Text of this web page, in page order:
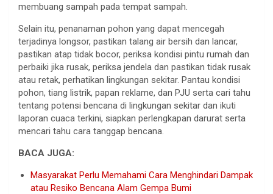
membuang sampah pada tempat sampah.
Selain itu, penanaman pohon yang dapat mencegah
terjadinya longsor, pastikan talang air bersih dan lancar,
pastikan atap tidak bocor, periksa kondisi pintu rumah dan
perbaiki jika rusak, periksa jendela dan pastikan tidak rusak
atau retak, perhatikan lingkungan sekitar. Pantau kondisi
pohon, tiang listrik, papan reklame, dan PJU serta cari tahu
tentang potensi bencana di lingkungan sekitar dan ikuti
laporan cuaca terkini, siapkan perlengkapan darurat serta
mencari tahu cara tanggap bencana.
BACA JUGA:
Masyarakat Perlu Memahami Cara Menghindari Dampak
atau Resiko Bencana Alam Gempa Bumi